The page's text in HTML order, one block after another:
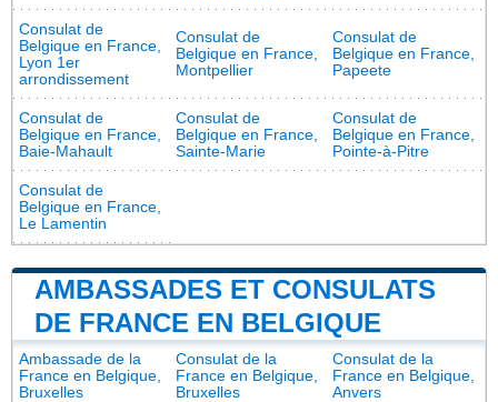
Consulat de
Belgique en France,
Lyon 1er
arrondissement
Consulat de
Belgique en France,
Montpellier
Consulat de
Belgique en France,
Papeete
Consulat de
Belgique en France,
Baie-Mahault
Consulat de
Belgique en France,
Sainte-Marie
Consulat de
Belgique en France,
Pointe-à-Pitre
Consulat de
Belgique en France,
Le Lamentin
AMBASSADES ET CONSULATS
DE FRANCE EN BELGIQUE
Ambassade de la
France en Belgique,
Bruxelles
Consulat de la
France en Belgique,
Bruxelles
Consulat de la
France en Belgique,
Anvers